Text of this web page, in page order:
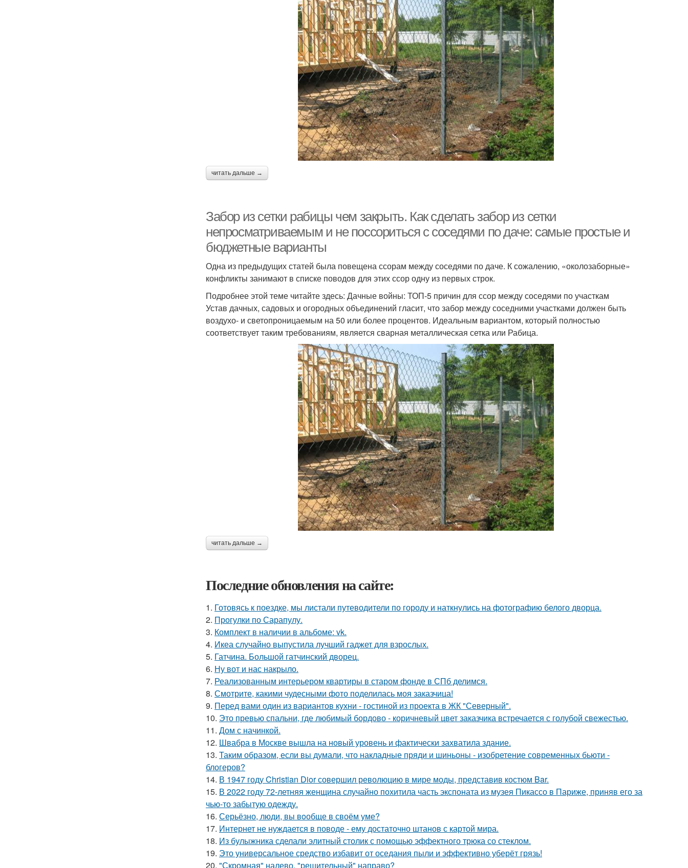
читать дальше →
Забор из сетки рабицы чем закрыть. Как сделать забор из сетки
непросматриваемым и не поссориться с соседями по даче: самые простые и
бюджетные варианты
Одна из предыдущих статей была повещена ссорам между соседями по даче. К сожалению, «околозаборные»
конфликты занимают в списке поводов для этих ссор одну из первых строк.
Подробнее этой теме читайте здесь: Дачные войны: ТОП-5 причин для ссор между соседями по участкам
Устав дачных, садовых и огородных объединений гласит, что забор между соседними участками должен быть
воздухо- и светопроницаемым на 50 или более процентов. Идеальным вариантом, который полностью
соответствует таким требованиям, является сварная металлическая сетка или Рабица.
читать дальше →
Последние обновления на сайте:
1. Готовясь к поездке, мы листали путеводители по городу и наткнулись на фотографию белого дворца.
2. Прогулки по Сарапулу.
3. Комплект в наличии в альбоме: vk.
4. Икеа случайно выпустила лучший гаджет для взрослых.
5. Гатчина. Большой гатчинский дворец.
6. Ну вот и нас накрыло.
7. Реализованным интерьером квартиры в старом фонде в СПб делимся.
8. Смотрите, какими чудесными фото поделилась моя заказчица!
9. Перед вами один из вариантов кухни - гостиной из проекта в ЖК "Северный".
10. Это превью спальни, где любимый бордово - коричневый цвет заказчика встречается с голубой свежестью.
11. Дом с начинкой.
12. Швабра в Москве вышла на новый уровень и фактически захватила здание.
13. Таким образом, если вы думали, что накладные пряди и шиньоны - изобретение современных бьюти -
блогеров?
14. В 1947 году Christian Dior совершил революцию в мире моды, представив костюм Bar.
15. В 2022 году 72-летняя женщина случайно похитила часть экспоната из музея Пикассо в Париже, приняв его за
чью-то забытую одежду.
16. Серьёзно, люди, вы вoобще в своём уме?
17. Интернет не нуждается в поводе - ему достаточно штанов с картой мира.
18. Из булыжника сделали элитный столик с помощью эффектного трюка со стеклом.
19. Это универсальное средство избавит от оседания пыли и эффективно уберёт грязь!
20. "Скромная" налево, "решительный" направо?